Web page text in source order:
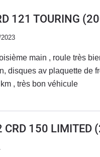
121 TOURING
main , roule très
disques av plaquette de
moteur, mon pt affiche maintenant 485400 km , très bon véhicule
CRD 150 LIMITED